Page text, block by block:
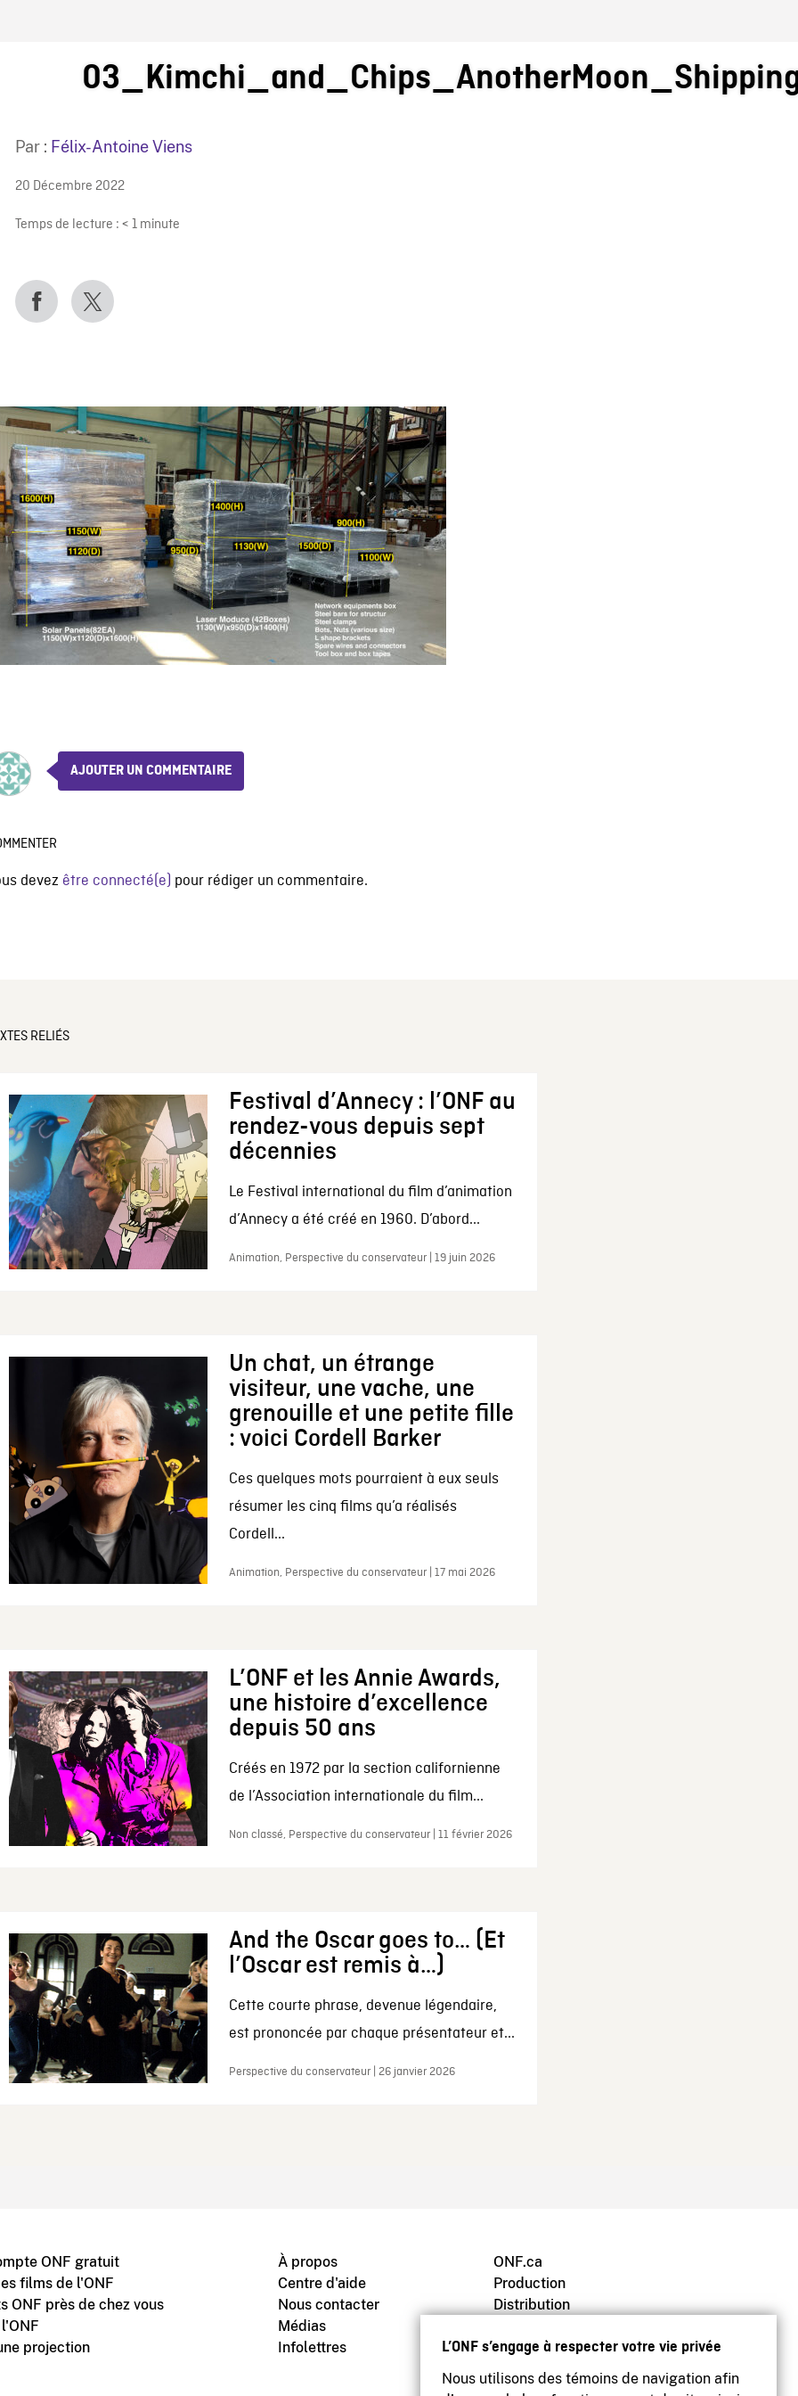
L’ONF s’engage à respecter votre vie privée
Nous utilisons des témoins de navigation afin
ONF
Par : Félix-Antoine Viens
20 Décembre 2022
Temps de lecture : < 1 minute
AJOUTER UN COMMENTAIRE
devez être connecté(e) pour rédiger un commentaire.
RELIÉS
Festival d’Annecy : l’ONF au
rendez-vous depuis sept
décennies
Le Festival international du film d’animation
d’Annecy a été créé en 1960. D’abord...
Animation, Perspective du conservateur | 19 juin 2026
Un chat, un étrange
visiteur, une vache, une
grenouille et une petite fille
: voici Cordell Barker
Ces quelques mots pourraient à eux seuls
résumer les cinq films qu’a réalisés
Cordell...
Animation, Perspective du conservateur | 17 mai 2026
L’ONF et les Annie Awards,
une histoire d’excellence
depuis 50 ans
Créés en 1972 par la section californienne
de l’Association internationale du film...
Non classé, Perspective du conservateur | 11 février 2026
And the Oscar goes to… (Et
l’Oscar est remis à…)
Cette courte phrase, devenue légendaire,
est prononcée par chaque présentateur et...
Perspective du conservateur | 26 janvier 2026
ONF gratuit
films de l'ONF
ONF près de chez vous
projection
À propos
Centre d'aide
Nous contacter
Médias
Infolettres
ONF.ca
Production
Distribution
Archives